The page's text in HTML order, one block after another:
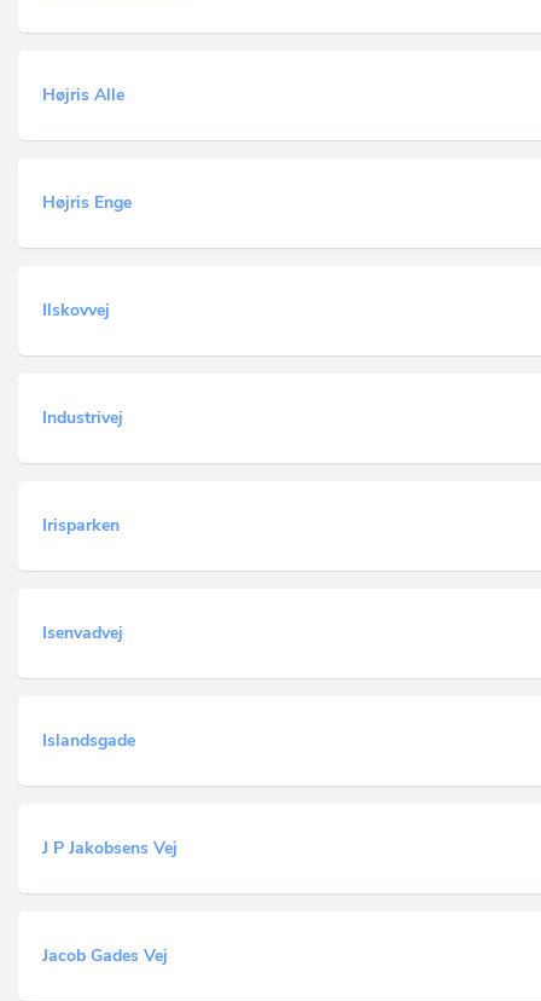
Højris Alle
Højris Enge
Ilskovvej
Industrivej
Irisparken
Isenvadvej
Islandsgade
J P Jakobsens Vej
Jacob Gades Vej